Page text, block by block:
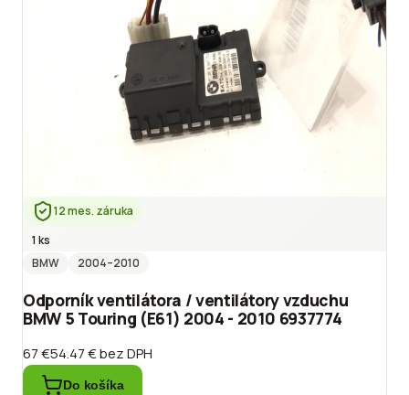
12 mes. záruka
1 ks
BMW
2004–2010
Odporník ventilátora / ventilátory vzduchu
BMW 5 Touring (E61) 2004 - 2010 6937774
67 €54.47 €bez DPH
Do košíka